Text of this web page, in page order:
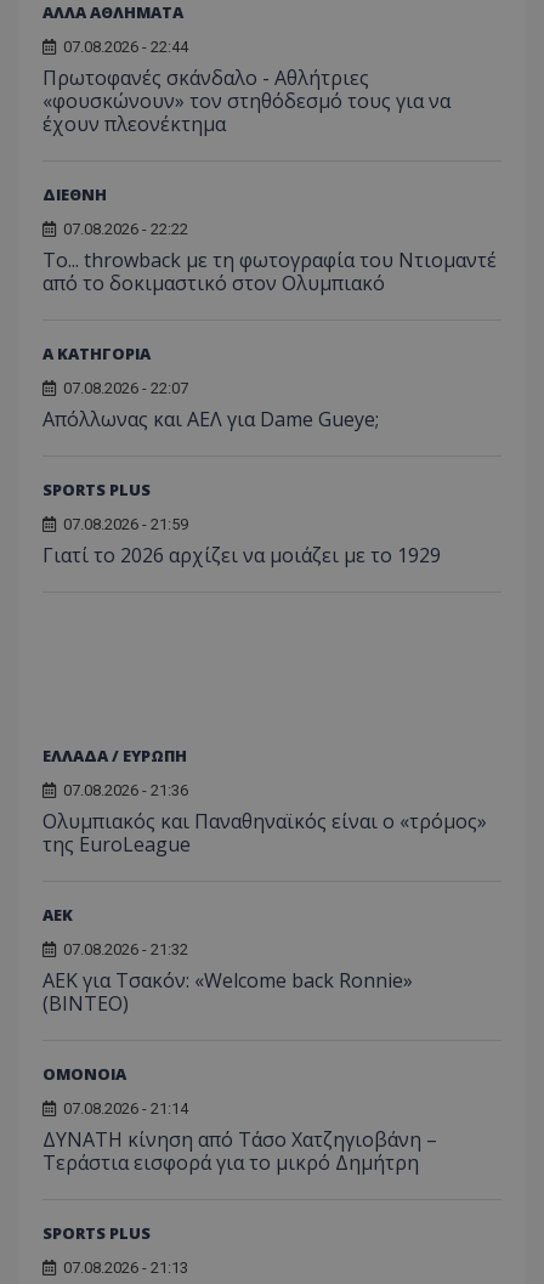
ΑΛΛΑ ΑΘΛΗΜΑΤΑ
07.08.2026 - 22:44
Πρωτοφανές σκάνδαλο - Aθλήτριες
«φουσκώνουν» τον στηθόδεσμό τους για να
έχουν πλεονέκτημα
ΔΙΕΘΝΗ
07.08.2026 - 22:22
Το... throwback με τη φωτογραφία του Ντιομαντέ
από το δοκιμαστικό στον Ολυμπιακό
Α ΚΑΤΗΓΟΡΙΑ
07.08.2026 - 22:07
Απόλλωνας και ΑΕΛ για Dame Gueye;
SPORTS PLUS
07.08.2026 - 21:59
Γιατί το 2026 αρχίζει να μοιάζει με το 1929
ΕΛΛΑΔΑ / ΕΥΡΩΠΗ
07.08.2026 - 21:36
Ολυμπιακός και Παναθηναϊκός είναι ο «τρόμος»
της EuroLeague
ΑEK
07.08.2026 - 21:32
ΑΕΚ για Τσακόν: «Welcome back Ronnie»
(ΒΙΝΤΕΟ)
ΟΜΟΝΟΙΑ
07.08.2026 - 21:14
ΔΥΝΑΤΗ κίνηση από Τάσο Χατζηγιοβάνη –
Τεράστια εισφορά για το μικρό Δημήτρη
SPORTS PLUS
07.08.2026 - 21:13